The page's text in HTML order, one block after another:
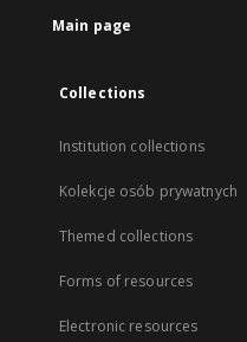
Main page
Collections
Institution collections
Kolekcje osób prywatnych
Themed collections
Forms of resources
Electronic resources